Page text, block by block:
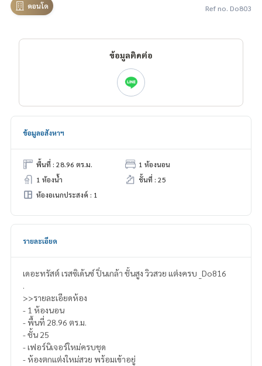
คอนโด Ref no. Do803
ข้อมูลติดต่อ
ข้อมูลอสังหาฯ
พื้นที่ : 28.96 ตร.ม.
1 ห้องนอน
1 ห้องน้ำ
ชั้นที่ : 25
ห้องอเนกประสงค์ : 1
รายละเอียด
เดอะทรัสต์ เรสซิเด้นซ์ ปิ่นเกล้า ชั้นสูง วิวสวย แต่งครบ _Do816
.
>>รายละเอียดห้อง
- 1 ห้องนอน
- พื้นที่ 28.96 ตร.ม.
- ชั้น 25
- เฟอร์นิเจอร์ใหม่ครบชุด
- ห้องตกแต่งใหม่สวย พร้อมเข้าอยู่